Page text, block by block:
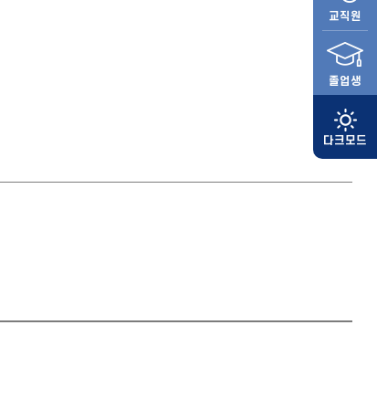
교직원
졸업생